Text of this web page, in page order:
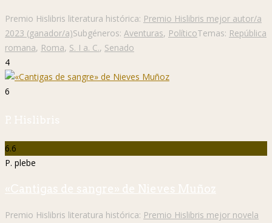
Premio Hislibris literatura histórica: Premio Hislibris mejor autor/a
2023 (ganador/a)Subgéneros: Aventuras, PolíticoTemas: República
romana, Roma, S. I a. C., Senado
4
6
P. Hislibris
6.6
P. plebe
«Cantigas de sangre» de Nieves Muñoz
Premio Hislibris literatura histórica: Premio Hislibris mejor novela